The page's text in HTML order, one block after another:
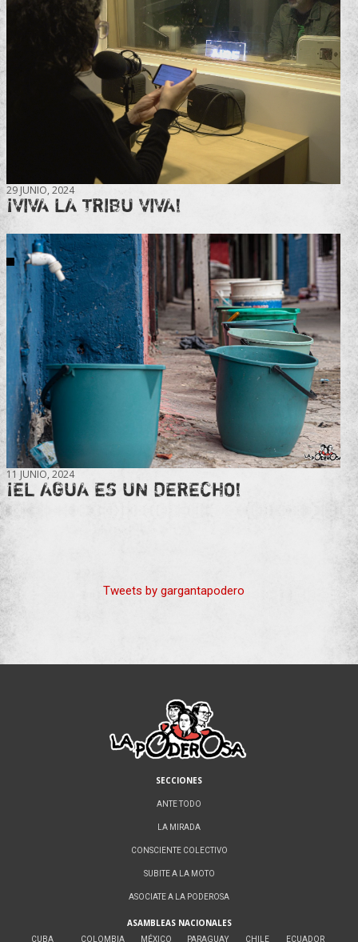
29 JUNIO, 2024
¡VIVA LA TRIBU VIVA!
11 JUNIO, 2024
¡EL AGUA ES UN DERECHO!
Tweets by gargantapodero
SECCIONES
ANTE TODO
LA MIRADA
CONSCIENTE COLECTIVO
SUBITE A LA MOTO
ASOCIATE A LA PODEROSA
ASAMBLEAS NACIONALES
CUBA COLOMBIA MÉXICO PARAGUAY CHILE ECUADOR